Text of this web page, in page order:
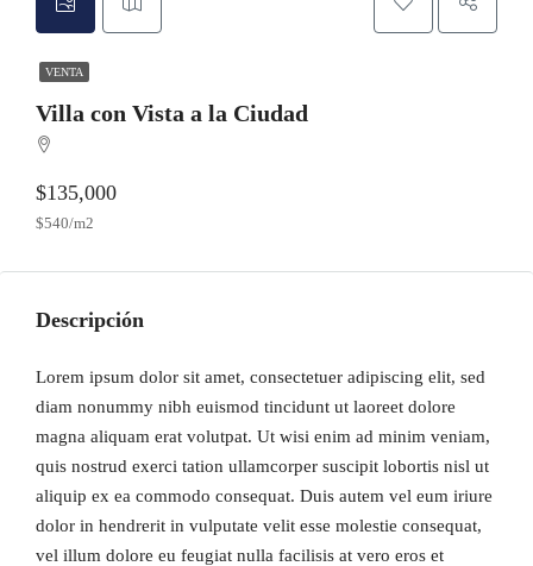
VENTA
Villa con Vista a la Ciudad
$135,000
$540/m2
Descripción
Lorem ipsum dolor sit amet, consectetuer adipiscing elit, sed
diam nonummy nibh euismod tincidunt ut laoreet dolore
magna aliquam erat volutpat. Ut wisi enim ad minim veniam,
quis nostrud exerci tation ullamcorper suscipit lobortis nisl ut
aliquip ex ea commodo consequat. Duis autem vel eum iriure
dolor in hendrerit in vulputate velit esse molestie consequat,
vel illum dolore eu feugiat nulla facilisis at vero eros et